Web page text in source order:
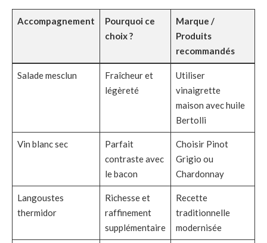
Accompagnement
Pourquoi ce
choix ?
Marque /
Produits
recommandés
Salade mesclun
Fraîcheur et
légèreté
Utiliser
vinaigrette
maison avec huile
Bertolli
Vin blanc sec
Parfait
contraste avec
le bacon
Choisir Pinot
Grigio ou
Chardonnay
Langoustes
thermidor
Richesse et
raffinement
supplémentaire
Recette
traditionnelle
modernisée